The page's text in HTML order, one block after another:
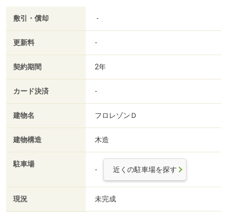
敷引・償却 -
更新料 -
契約期間 2年
カード決済 -
建物名 フロレゾンＤ
建物構造 木造
駐車場
- 近くの駐車場を探す
現況 未完成